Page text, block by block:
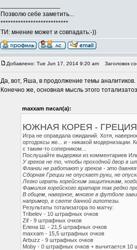
Позволю себе заметить...
***************************
ТИ: мнение может и совпадать:-))
Добавлено: Tue Jun 17, 2014 9:20 am Заголовок
Да, вот, Яша, в продолжение темы аналитиков.
Конечно же, основная мысль этого
maxxam писал(а):
ЮЖНАЯ КОРЕЯ - ГРЕЦИЯ
Игра не оправдала ожиданий. Хотя,
ортодоксы же... и - никакой модернизации.
с таким-то соперником...
Послушайте выдержки из комментариев
У греков не то, чтобы проходной двор в
Фланги не работают у греков - это
Сборная Греции не опускает руки, не
Легко играть корейским защитникам,
Фамилия корейского вратаря так редко
В общем, наверное, многое в футболе
например, в свете данной гипотезы.
Результаты тотализатора по матчу:
Tribelev - 10 штрафных очков
Zif - 9 штрафных очков
Елена Ш. - 21,5 штрафных очков
maxxam - 15,5 штрафных очков
Arbuzz - 9 штрафных очков
Moby - 0 штрафных очков + вычитается 10